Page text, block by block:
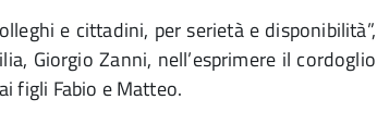
e cittadini, per serietà e disponibilità”,
Giorgio Zanni, nell’esprimere il cordoglio
figli Fabio e Matteo.